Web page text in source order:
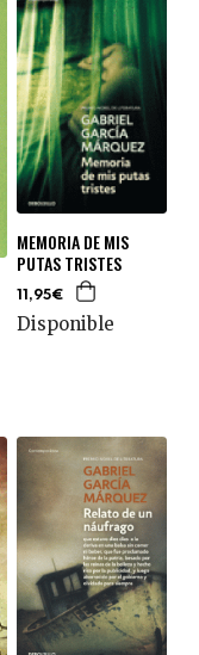
MEMORIA DE MIS
PUTAS TRISTES
11,95€
Disponible